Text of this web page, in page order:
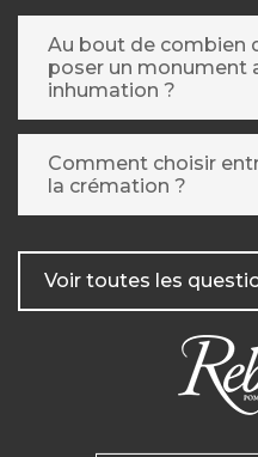
Au bout de combien
poser un monument
inhumation ?
Comment choisir
la crémation ?
Voir toutes les